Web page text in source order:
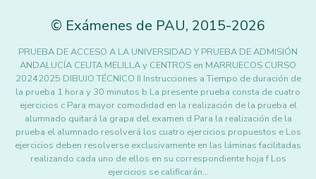
© Exámenes de PAU, 2015-2026
PRUEBA DE ACCESO A LA UNIVERSIDAD Y PRUEBA DE ADMISIÓN
ANDALUCÍA CEUTA MELILLA y CENTROS en MARRUECOS CURSO
20242025 DIBUJO TÉCNICO II Instrucciones a Tiempo de duración de
la prueba 1 hora y 30 minutos b La presente prueba consta de cuatro
ejercicios c Para mayor comodidad en la realización de la prueba el
alumnado quitará la grapa del examen d Para la realización de la
prueba el alumnado resolverá los cuatro ejercicios propuestos e Los
ejercicios deben resolverse exclusivamente en las láminas facilitadas
realizando cada uno de ellos en su correspondiente hoja f Los
ejercicios se calificarán…